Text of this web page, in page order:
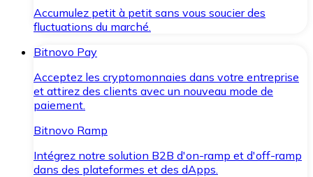
Accumulez petit à petit sans vous soucier des
fluctuations du marché.
Bitnovo Pay
Acceptez les cryptomonnaies dans votre entreprise
et attirez des clients avec un nouveau mode de
paiement.
Bitnovo Ramp
Intégrez notre solution B2B d'on-ramp et d'off-ramp
dans des plateformes et des dApps.